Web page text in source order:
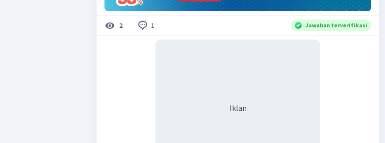
2 1 Jawaban terverifikasi
Iklan